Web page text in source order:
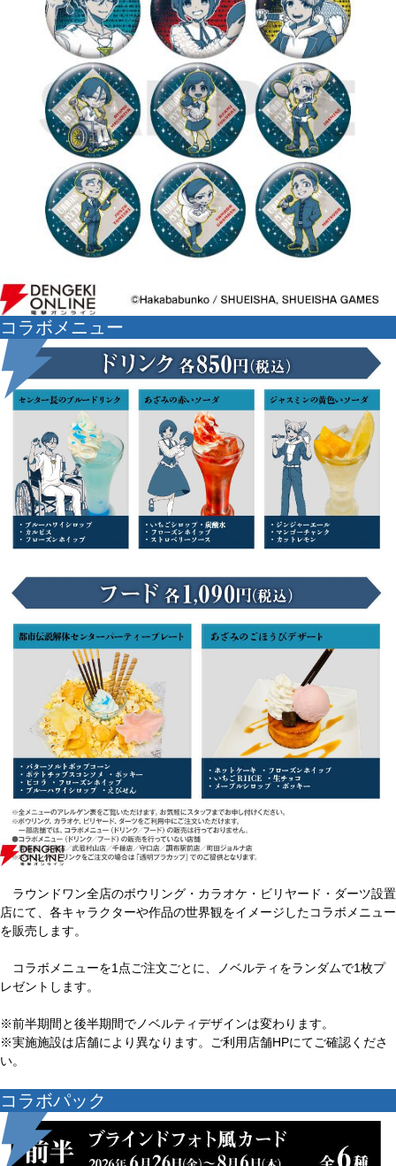
コラボメニュー
ラウンドワン全店のボウリング・カラオケ・ビリヤード・ダーツ設置
店にて、各キャラクターや作品の世界観をイメージしたコラボメニュー
を販売します。
コラボメニューを1点ご注文ごとに、ノベルティをランダムで1枚プ
レゼントします。
※前半期間と後半期間でノベルティデザインは変わります。
※実施施設は店舗により異なります。ご利用店舗HPにてご確認くださ
い。
コラボパック